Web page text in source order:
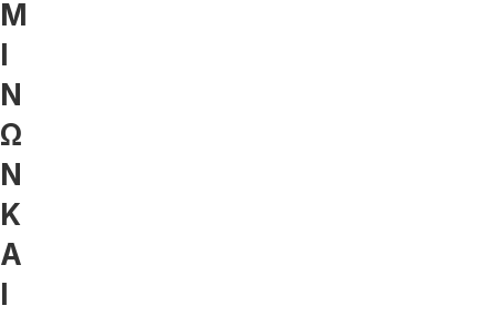
Μ
Ι
Ν
Ω
Ν
Κ
Α
Ι